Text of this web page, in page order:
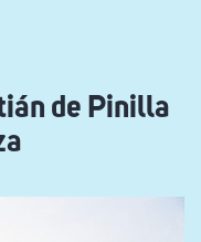
de Pinilla